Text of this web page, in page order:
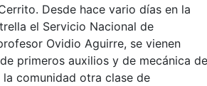
Desde hace vario días en la
el Servicio Nacional de
Ovidio Aguirre, se vienen
primeros auxilios y de mecánica de
comunidad otra clase de